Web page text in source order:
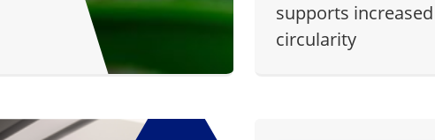
supports increased
circularity